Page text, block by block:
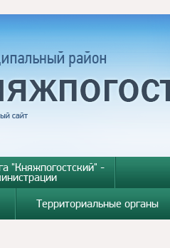
"Княжпогостский" -
Территориальные органы